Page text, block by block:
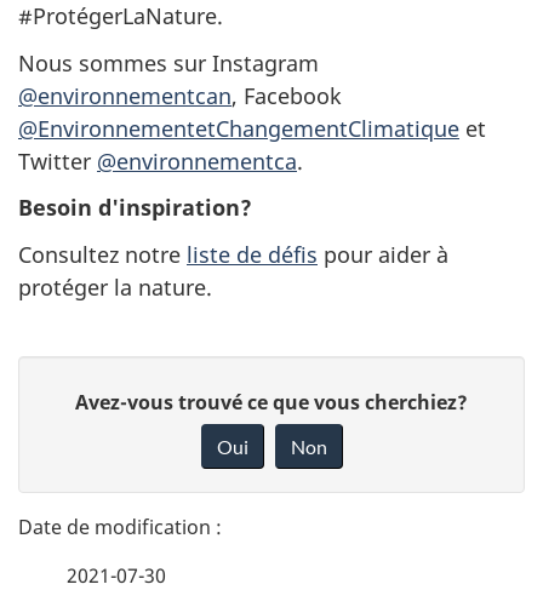
#ProtégerLaNature.
Nous sommes sur Instagram
@environnementcan, Facebook
@EnvironnementetChangementClimatique et
Twitter @environnementca.
Besoin d'inspiration?
Consultez notre liste de défis pour aider à
protéger la nature.
t
a
n
Avez-vous trouvé ce que vous cherchiez?
Oui Non
2021-07-30